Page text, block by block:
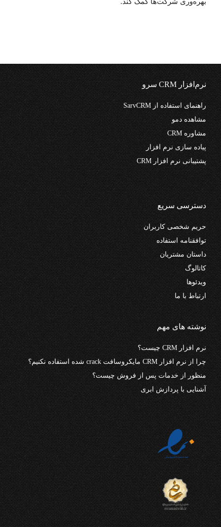
نرم‌افزار CRM سرو
راهنمای استفاده از SarvCRM
مشاهده دمو
مشاوره CRM
پیاده سازی نرم افزار
پشتیبانی نرم افزار CRM
دسترسی سریع
حریم شخصی کاربران
توافقنامه استفاده
داستان مشتریان
کاتالوگ
ویدئوها
ارتباط با ما
نوشته های مهم
نرم افزار CRM چیست؟
چرا از نرم افزار CRM مایکروسافت crack شده استفاده نکنیم؟
منظور از خدمات پس از فروش چیست؟
آشنایی با پردازش ابری